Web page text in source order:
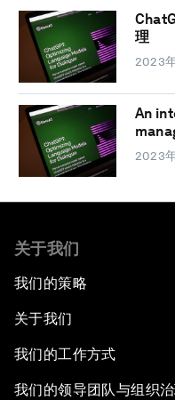
理
2023
An
2023
关于我们
我们的策略
关于我们
我们的工作方式
我们的领导团队与组织